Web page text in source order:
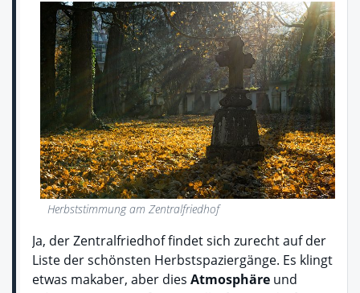
Herbststimmung am Zentralfriedhof
Ja, der Zentralfriedhof findet sich zurecht auf der
Liste der schönsten Herbstspaziergänge. Es klingt
etwas makaber, aber dies Atmosphäre und